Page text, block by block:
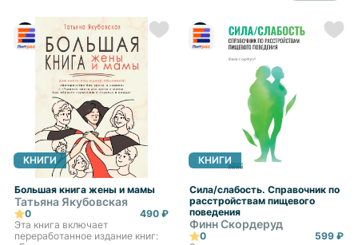
КНИГИ
Большая книга жены и мамы
Татьяна Якубовская
0
490 ₽
Эта книга включает
переработанное издание книг:
КНИГИ
Сила/слабость. Справочник по
расстройствам пищевого
поведения
Финн Скордеруд
0
599 ₽